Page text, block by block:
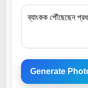
Generate